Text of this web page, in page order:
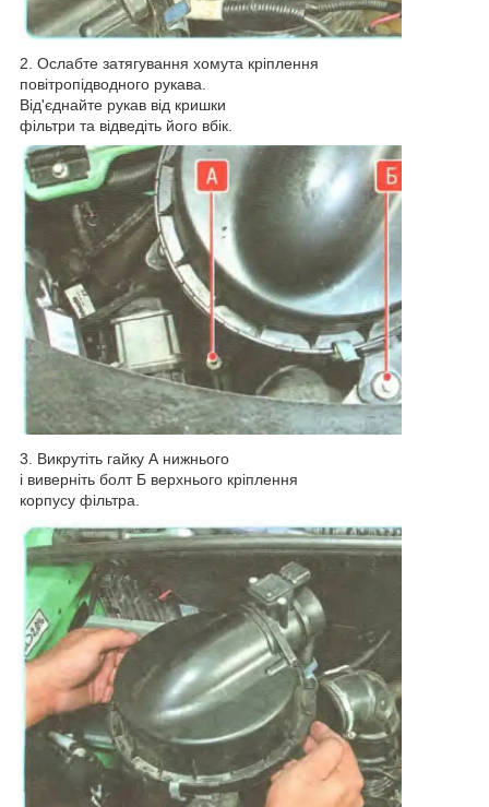
2. Ослабте затягування хомута кріплення
повітропідводного рукава.
Від'єднайте рукав від кришки
фільтри та відведіть його вбік.
3. Викрутіть гайку А нижнього
і виверніть болт Б верхнього кріплення
корпусу фільтра.